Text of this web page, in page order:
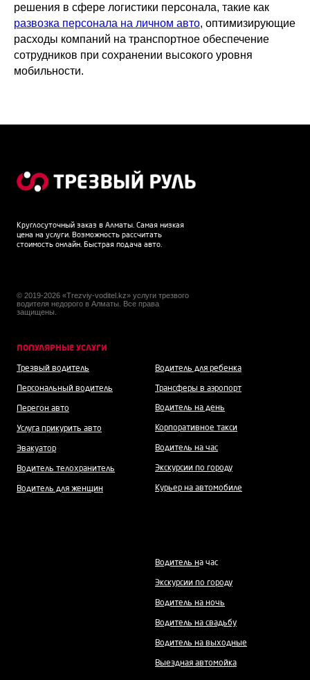
решения в сфере логистики персонала, такие как
развозка персонала на личном авто, оптимизирующие
расходы компаний на транспортное обеспечение
сотрудников при сохранении высокого уровня
мобильности.
Круглосуточный заказ в Алматы. Самая низкая
цена на услуги. Возможность рассчитать
стоимость онлайн. Быстрая подача авто.
© 2019-2026 «Trezviy-voditel.kz» услуги трезвого
водителя недорого в Алматы. Все права
защищены.
ПОПУЛЯРНЫЕ УСЛУГИ
Трезвый водитель
Персональный водитель
Перегон авто
Услуга прикурить авто
Эвакуатор
Водитель телохранитель
Водитель для женщин
Водитель для ребенка
Трансферы в аэропорт
Водитель на день
Корпоративное такси
Водитель на час
Экскурсии по городу
Курьер на автомобиле
Водитель на час
Экскурсии по городу
Водитель на ночь
Водитель на свадьбу
Водитель на выходные
Выездная автомойка